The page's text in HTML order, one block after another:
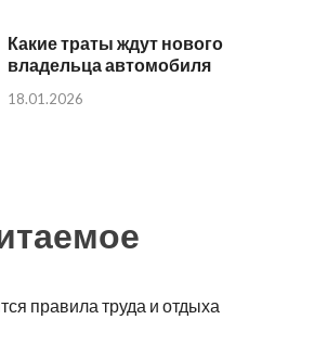
Какие траты ждут нового
владельца автомобиля
18.01.2026
правила труда и отдыха